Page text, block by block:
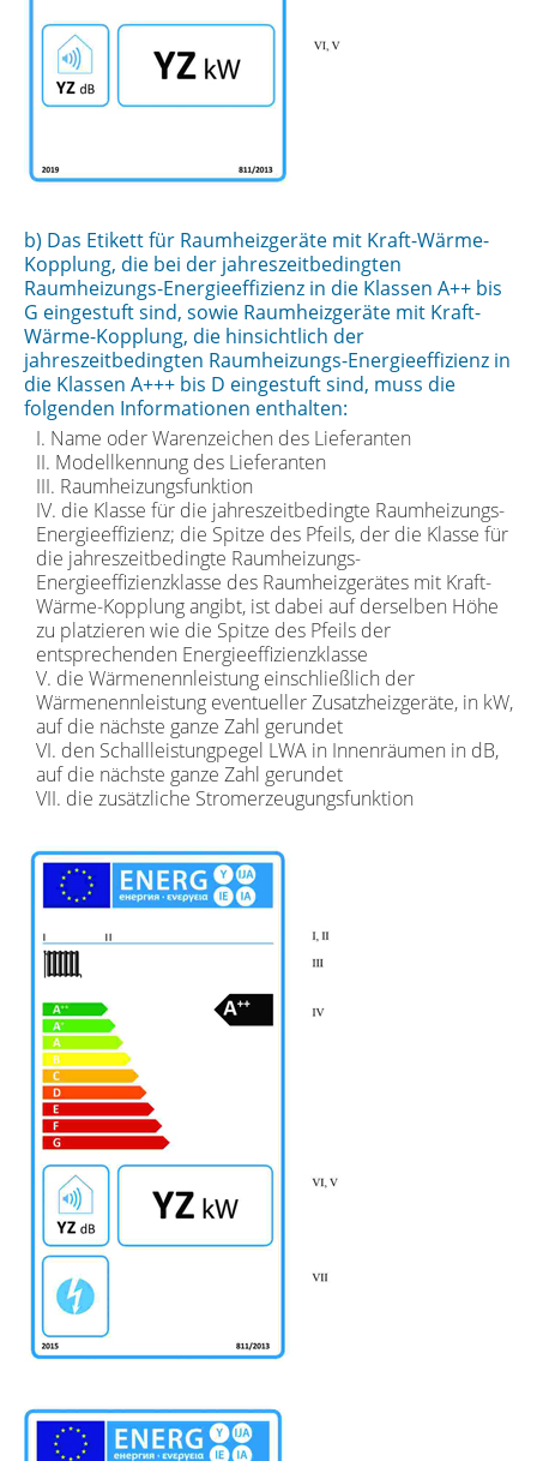
b) Das Etikett für Raumheizgeräte mit Kraft-Wärme-
Kopplung, die bei der jahreszeitbedingten
Raumheizungs-Energieeffizienz in die Klassen A++ bis
G eingestuft sind, sowie Raumheizgeräte mit Kraft-
Wärme-Kopplung, die hinsichtlich der
jahreszeitbedingten Raumheizungs-Energieeffizienz in
die Klassen A+++ bis D eingestuft sind, muss die
folgenden Informationen enthalten:
I. Name oder Warenzeichen des Lieferanten
II. Modellkennung des Lieferanten
III. Raumheizungsfunktion
IV. die Klasse für die jahreszeitbedingte Raumheizungs-
Energieeffizienz; die Spitze des Pfeils, der die Klasse für
die jahreszeitbedingte Raumheizungs-
Energieeffizienzklasse des Raumheizgerätes mit Kraft-
Wärme-Kopplung angibt, ist dabei auf derselben Höhe
zu platzieren wie die Spitze des Pfeils der
entsprechenden Energieeffizienzklasse
V. die Wärmenennleistung einschließlich der
Wärmenennleistung eventueller Zusatzheizgeräte, in kW,
auf die nächste ganze Zahl gerundet
VI. den Schallleistungpegel LWA in Innenräumen in dB,
auf die nächste ganze Zahl gerundet
VII. die zusätzliche Stromerzeugungsfunktion